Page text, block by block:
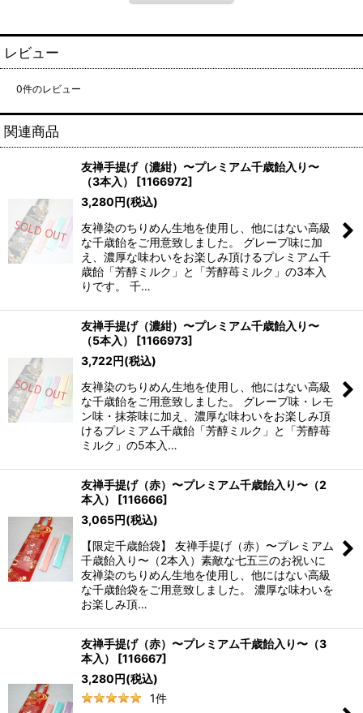
レビュー
0件のレビュー
関連商品
友禅手提げ（濃紺）〜プレミアム千歳飴入り〜
（3本入）
[1166972]
3,280円(税込)
友禅染のちりめん生地を使用し、他にはない高級
な千歳飴をご用意致しました。 グレープ味に加
え、濃厚な味わいをお楽しみ頂けるプレミアム千
歳飴「芳醇ミルク」と「芳醇苺ミルク」の3本入
りです。 千…
友禅手提げ（濃紺）〜プレミアム千歳飴入り〜
（5本入）
[1166973]
3,722円(税込)
友禅染のちりめん生地を使用し、他にはない高級
な千歳飴をご用意致しました。 グレープ味・レモ
ン味・抹茶味に加え、濃厚な味わいをお楽しみ頂
けるプレミアム千歳飴「芳醇ミルク」と「芳醇苺
ミルク」の5本入…
友禅手提げ（赤）〜プレミアム千歳飴入り〜（2
本入）
[116666]
3,065円(税込)
【限定千歳飴袋】 友禅手提げ（赤）〜プレミアム
千歳飴入り〜（2本入）素敵な七五三のお祝いに
友禅染のちりめん生地を使用し、他にはない高級
な千歳飴袋をご用意致しました。 濃厚な味わいを
お楽しみ頂…
友禅手提げ（赤）〜プレミアム千歳飴入り〜（3
本入）
[116667]
3,280円(税込)
1件